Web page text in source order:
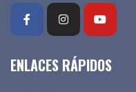
ENLACES RÁPIDOS